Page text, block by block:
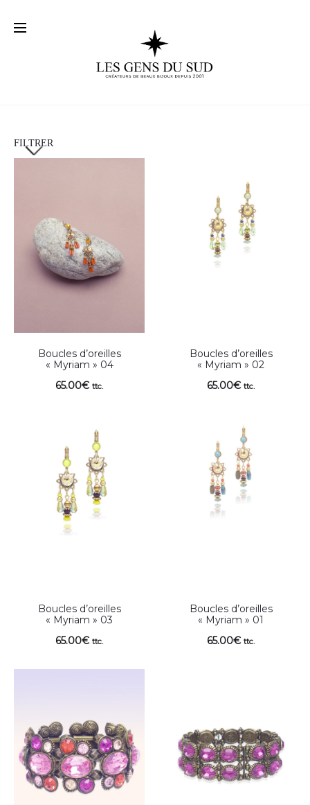
FILTRER
Boucles d’oreilles
« Myriam » 04
65.00€ ttc.
Boucles d’oreilles
« Myriam » 02
65.00€ ttc.
Boucles d’oreilles
« Myriam » 03
65.00€ ttc.
Boucles d’oreilles
« Myriam » 01
65.00€ ttc.